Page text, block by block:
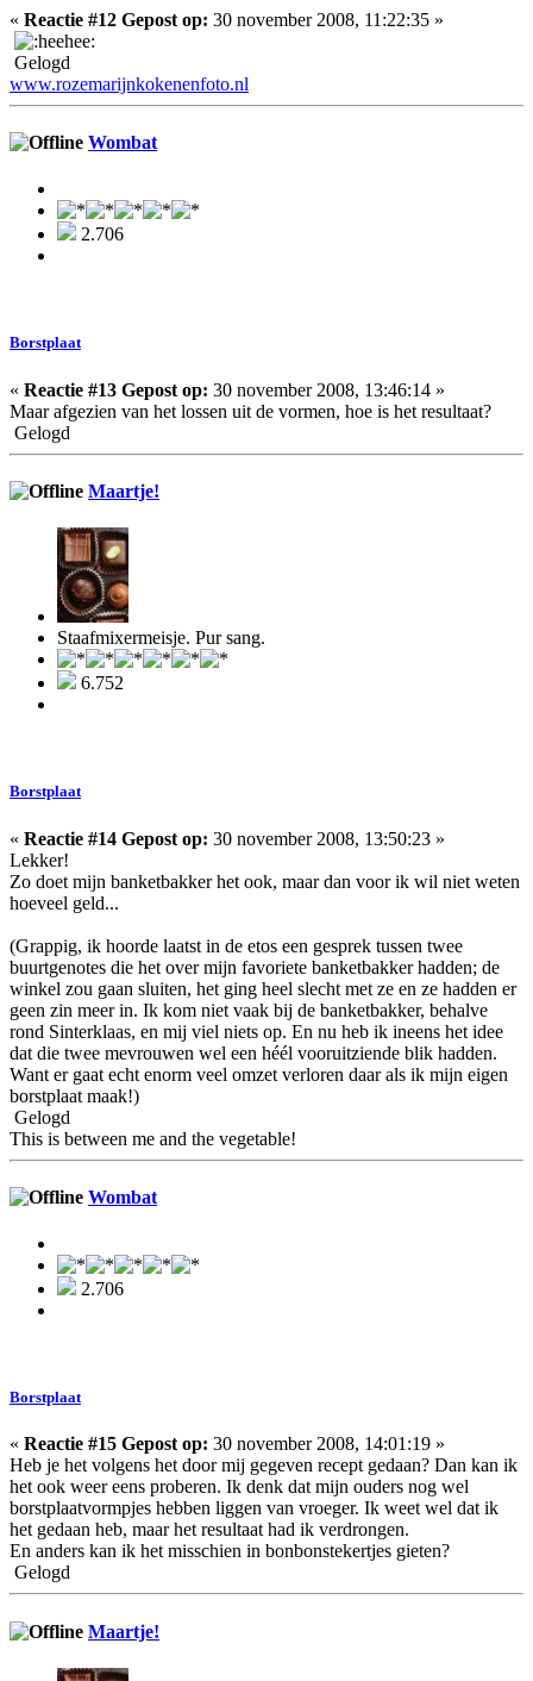
« Reactie #12 Gepost op: 30 november 2008, 11:22:35 »
Gelogd
www.rozemarijnkokenenfoto.nl
Wombat
2.706
Borstplaat
« Reactie #13 Gepost op: 30 november 2008, 13:46:14 »
Maar afgezien van het lossen uit de vormen, hoe is het resultaat?
Gelogd
Maartje!
Staafmixermeisje. Pur sang.
6.752
Borstplaat
« Reactie #14 Gepost op: 30 november 2008, 13:50:23 »
Lekker!
Zo doet mijn banketbakker het ook, maar dan voor ik wil niet weten
hoeveel geld...
(Grappig, ik hoorde laatst in de etos een gesprek tussen twee
buurtgenotes die het over mijn favoriete banketbakker hadden; de
winkel zou gaan sluiten, het ging heel slecht met ze en ze hadden er
geen zin meer in. Ik kom niet vaak bij de banketbakker, behalve
rond Sinterklaas, en mij viel niets op. En nu heb ik ineens het idee
dat die twee mevrouwen wel een héél vooruitziende blik hadden.
Want er gaat echt enorm veel omzet verloren daar als ik mijn eigen
borstplaat maak!)
Gelogd
This is between me and the vegetable!
Wombat
2.706
Borstplaat
« Reactie #15 Gepost op: 30 november 2008, 14:01:19 »
Heb je het volgens het door mij gegeven recept gedaan? Dan kan ik
het ook weer eens proberen. Ik denk dat mijn ouders nog wel
borstplaatvormpjes hebben liggen van vroeger. Ik weet wel dat ik
het gedaan heb, maar het resultaat had ik verdrongen.
En anders kan ik het misschien in bonbonstekertjes gieten?
Gelogd
Maartje!